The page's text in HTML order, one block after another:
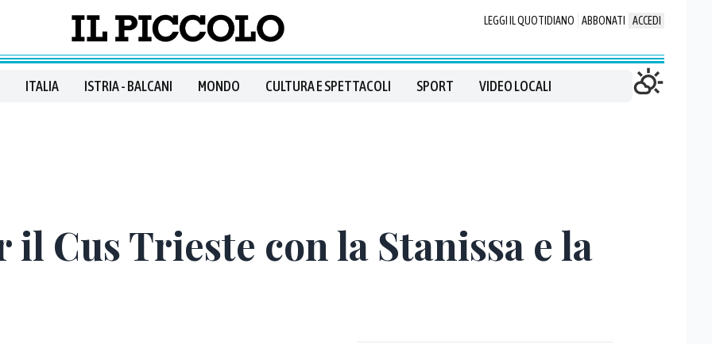
LEGGI IL QUOTIDIANO ABBONATI ACCEDI
ITALIA ISTRIA - BALCANI MONDO CULTURA E SPETTACOLI SPORT VIDEO LOCALI
Cus Trieste con la Stanissa e la